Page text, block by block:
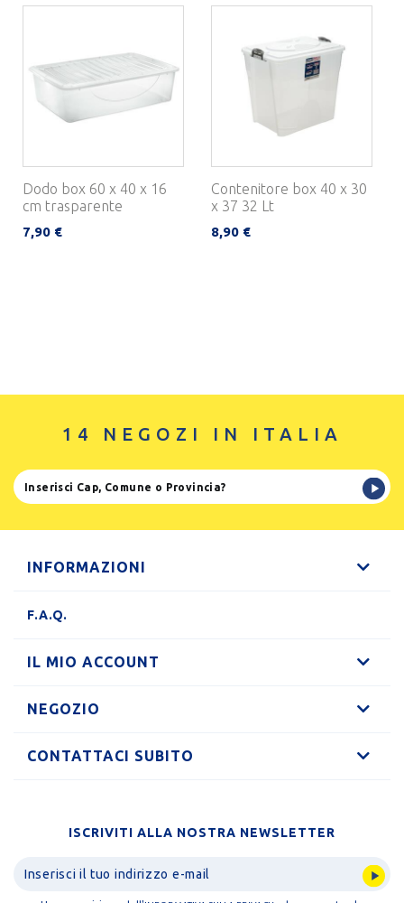
Dodo box 60 x 40 x 16
cm trasparente
7,90 €
Contenitore box 40 x 30
x 37 32 Lt
8,90 €
14 NEGOZI IN ITALIA
INFORMAZIONI
F.A.Q.
IL MIO ACCOUNT
NEGOZIO
CONTATTACI SUBITO
ISCRIVITI ALLA NOSTRA NEWSLETTER